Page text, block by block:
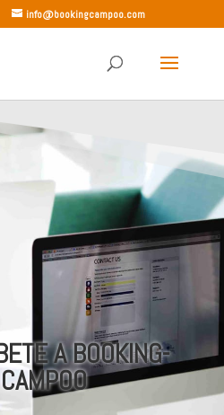
info@bookingcampoo.com
A BOOKING-
CAMPOO